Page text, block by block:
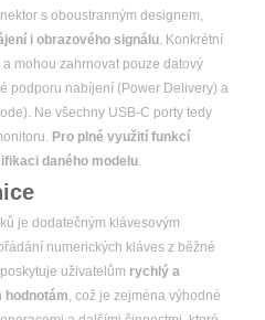
s oboustranným designem,
i obrazového signálu. Konkrétní
mohou zahrnovat pouze datový
podporu nabíjení (Power Delivery) a
Ne všechny USB-C porty tedy
Pro plné využití funkcí
daného modelu.
je dodatečným klávesovým
numerických kláves z běžné
uživatelům rychlý a
hodnotám, což je zejména výhodné